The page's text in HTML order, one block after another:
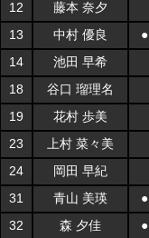
12
藤本 奈夕
13
中村 優良 ●
14
池田 早希
18
谷口 瑠理名
19
花村 歩美
23
上村 菜々美
24
岡田 早紀
31
青山 美瑛 ●
32
森 夕佳 ●